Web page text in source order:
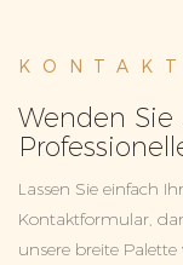
Wenden Sie
Lassen Sie einfach
Kontaktformular,
unsere breite